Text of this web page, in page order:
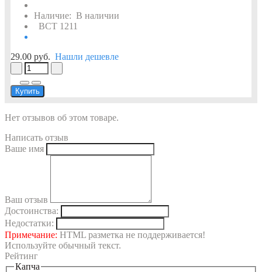
Наличие: В наличии
ВСТ 1211
29.00 руб. Нашли дешевле
Купить
Нет отзывов об этом товаре.
Написать отзыв
Ваше имя
Ваш отзыв
Достоинства:
Недостатки:
Примечание: HTML разметка не поддерживается!
Используйте обычный текст.
Рейтинг
Капча